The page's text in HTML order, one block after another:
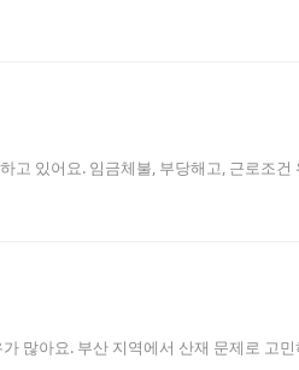
고 있어요. 임금체불, 부당해고, 근로조건
많아요. 부산 지역에서 산재 문제로 고